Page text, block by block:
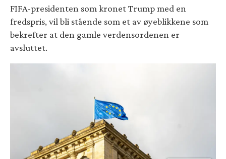
FIFA-presidenten som kronet Trump med en
fredspris, vil bli stående som et av øyeblikkene som
bekrefter at den gamle verdensordenen er
avsluttet.